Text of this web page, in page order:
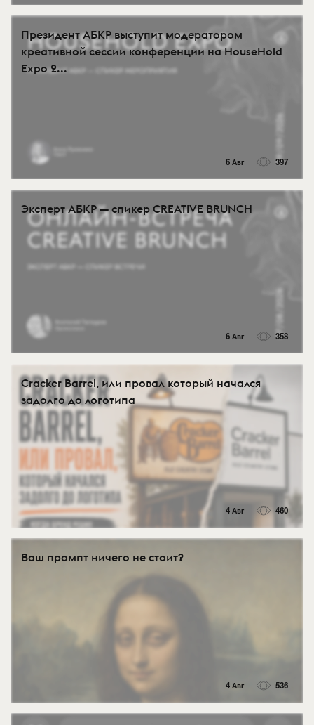
Президент АБКР выступит модератором
креативной сессии конференции на HouseHold
Expo 2...
6 Авг 397
Эксперт АБКР — спикер CREATIVE BRUNCH
6 Авг 358
Cracker Barrel, или провал который начался
задолго до логотипа
4 Авг 460
Ваш промпт ничего не стоит?
4 Авг 536